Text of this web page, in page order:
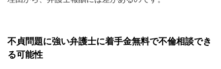
不貞問題に強い弁護士に着手金無料で不倫相談でき
る可能性